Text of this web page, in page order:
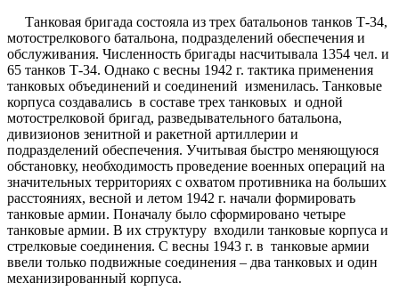
Танковая бригада состояла из трех батальонов танков Т-34,
мотострелкового батальона, подразделений обеспечения и
обслуживания. Численность бригады насчитывала 1354 чел. и
65 танков Т-34. Однако с весны 1942 г. тактика применения
танковых объединений и соединений изменилась. Танковые
корпуса создавались в составе трех танковых и одной
мотострелковой бригад, разведывательного батальона,
дивизионов зенитной и ракетной артиллерии и
подразделений обеспечения. Учитывая быстро меняющуюся
обстановку, необходимость проведение военных операций на
значительных территориях с охватом противника на больших
расстояниях, весной и летом 1942 г. начали формировать
танковые армии. Поначалу было сформировано четыре
танковые армии. В их структуру входили танковые корпуса и
стрелковые соединения. С весны 1943 г. в танковые армии
ввели только подвижные соединения – два танковых и один
механизированный корпуса.